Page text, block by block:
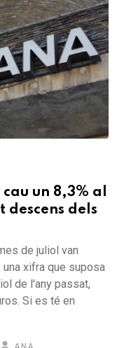
un 8,3% al
dels
de juliol van
xifra que suposa
de l'any passat,
Si es té en